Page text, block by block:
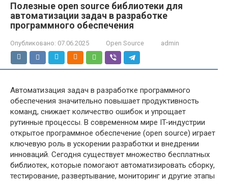
Полезные open source библиотеки для
автоматизации задач в разработке
программного обеспечения
Опубликовано: 07.06.2025 Open Source admin
Автоматизация задач в разработке программного
обеспечения значительно повышает продуктивность
команд, снижает количество ошибок и упрощает
рутинные процессы. В современном мире IT-индустрии
открытое программное обеспечение (open source) играет
ключевую роль в ускорении разработки и внедрении
инноваций. Сегодня существует множество бесплатных
библиотек, которые помогают автоматизировать сборку,
тестирование, развертывание, мониторинг и другие этапы